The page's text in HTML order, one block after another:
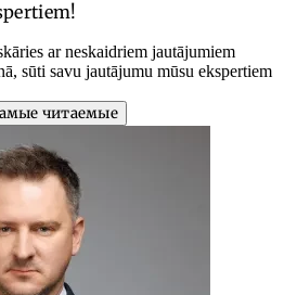
ar neskaidriem jautājumiem
sūti savu jautājumu mūsu ekspertiem
читаемые